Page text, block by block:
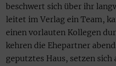
beschwert sich über ihr
leitet im Verlag ein Team,
einen vorlauten Kollegen
kehren die Ehepartner
geputztes Haus, setzen sich